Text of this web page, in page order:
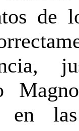
de
en